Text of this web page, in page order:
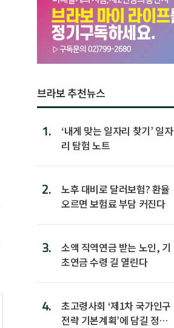
브라보 추천뉴스
1.
‘내게 맞는 일자리 찾기’ 일자
리 탐험 노트
2.
노후 대비로 달러보험? 환율
오르면 보험료 부담 커진다
3.
소액 직역연금 받는 노인, 기
초연금 수령 길 열린다
4.
초고령사회 ‘제1차 국가인구
전략 기본계획’에 담길 정책